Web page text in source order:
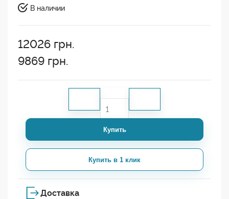
В наличии
12026 грн.
9869 грн.
Купить
Купить в 1 клик
Доставка